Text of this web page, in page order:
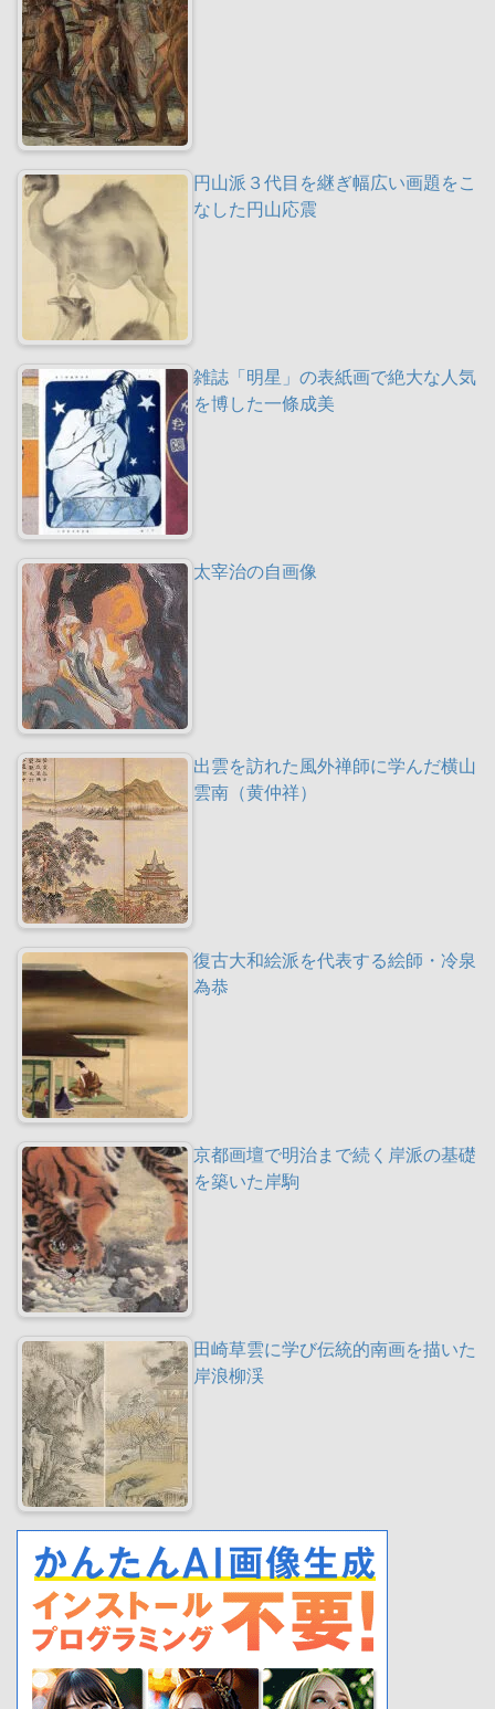
円山派３代目を継ぎ幅広い画題をこ
なした円山応震
雑誌「明星」の表紙画で絶大な人気
を博した一條成美
太宰治の自画像
出雲を訪れた風外禅師に学んだ横山
雲南（黄仲祥）
復古大和絵派を代表する絵師・冷泉
為恭
京都画壇で明治まで続く岸派の基礎
を築いた岸駒
田崎草雲に学び伝統的南画を描いた
岸浪柳渓